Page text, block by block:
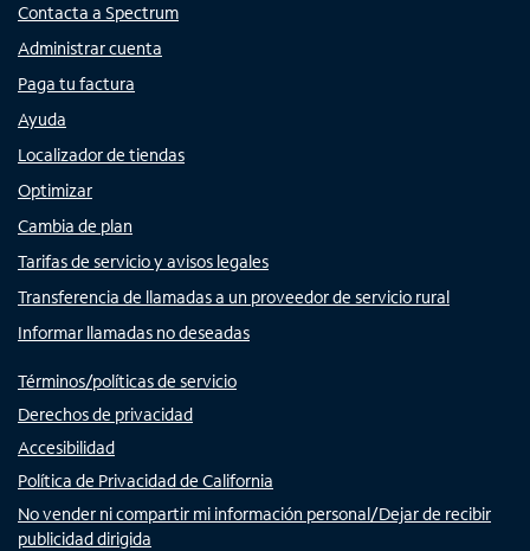
Contacta a Spectrum
Administrar cuenta
Paga tu factura
Ayuda
Localizador de tiendas
Optimizar
Cambia de plan
Tarifas de servicio y avisos legales
Transferencia de llamadas a un proveedor de servicio rural
Informar llamadas no deseadas
Términos/políticas de servicio
Derechos de privacidad
Accesibilidad
Política de Privacidad de California
No vender ni compartir mi información personal/Dejar de recibir
publicidad dirigida